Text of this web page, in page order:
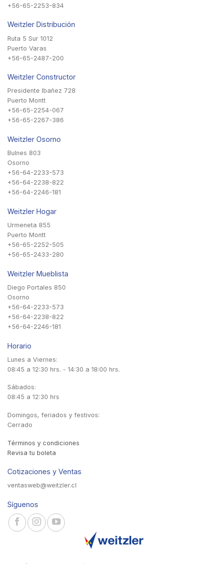
+56-65-2253-834
Weitzler Distribución
Ruta 5 Sur 1012
Puerto Varas
+56-65-2487-200
Weitzler Constructor
Presidente Ibañez 728
Puerto Montt
+56-65-2254-067
+56-65-2267-386
Weitzler Osorno
Bulnes 803
Osorno
+56-64-2233-573
+56-64-2238-822
+56-64-2246-181
Weitzler Hogar
Urmeneta 855
Puerto Montt
+56-65-2252-505
+56-65-2433-280
Weitzler Mueblista
Diego Portales 850
Osorno
+56-64-2233-573
+56-64-2238-822
+56-64-2246-181
Horario
Lunes a Viernes:
08:45 a 12:30 hrs. - 14:30 a 18:00 hrs.
Sábados:
08:45 a 12:30 hrs
Domingos, feriados y festivos:
Cerrado
Términos y condiciones
Revisa tu boleta
Cotizaciones y Ventas
ventasweb@weitzler.cl
Síguenos